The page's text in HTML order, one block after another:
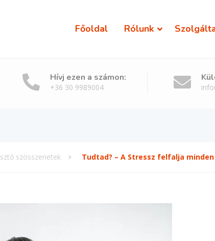
Főoldal Rólunk
Hívj ezen a számon:
+36 30 9989004
szösszenetek Tudtad? – A Stressz felfalja